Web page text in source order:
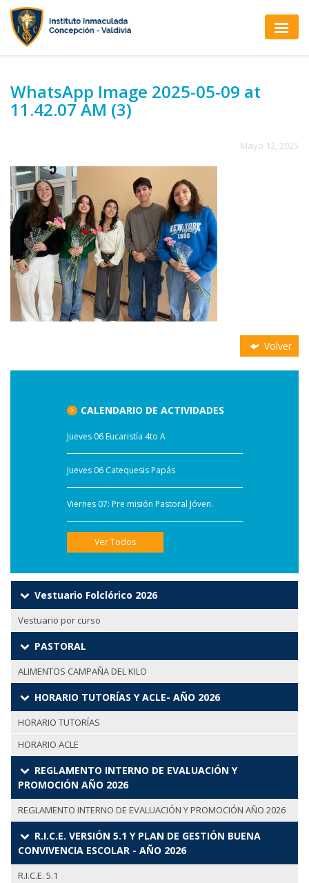
WhatsApp Image 2025-05-09 at
11.42.07 AM (3)
Mayo 12, 2025
Volver
CALENDARIO DE ACTIVIDADES
Jueves 06 Eucaristía 4to A
Jueves 06 Catequesis Papás
Viernes 07: Pre misión Pastoral Jóven.
Ver Todos
Vestuario Folclórico 2026
Vestuario por curso
PASTORAL
ALIMENTOS CAMPAÑA DEL KILO
HORARIO TUTORÍAS Y ACLE- AÑO 2026
HORARIO TUTORÍAS
HORARIO ACLE
REGLAMENTO INTERNO DE EVALUACIÓN Y
PROMOCIÓN AÑO 2026
REGLAMENTO INTERNO DE EVALUACIÓN Y PROMOCIÓN AÑO 2026
R.I.C.E. VERSIÓN 5.1 Y PLAN DE GESTIÓN BUENA
CONVIVENCIA ESCOLAR - AÑO 2026
R.I.C.E. 5.1